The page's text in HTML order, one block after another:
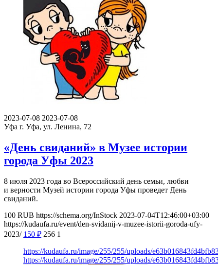
2023-07-08 2023-07-08
Уфа г. Уфа, ул. Ленина, 72
«День свиданий» в Музее истории
города Уфы 2023
8 июля 2023 года во Всероссийский день семьи, любви
и верности Музей истории города Уфы проведет День
свиданий.
100 RUB https://schema.org/InStock 2023-07-04T12:46:00+03:00
https://kudaufa.ru/event/den-svidanij-v-muzee-istorii-goroda-ufy-
2023/ 150 ₽ 256 1
https://kudaufa.ru/image/255/255/uploads/
https://kudaufa.ru/image/255/255/uploads/